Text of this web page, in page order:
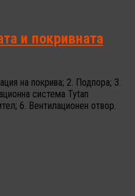
и покривната
на покрива; 2. Подпора; 3.
система Tytan
6. Вентилационен отвор.